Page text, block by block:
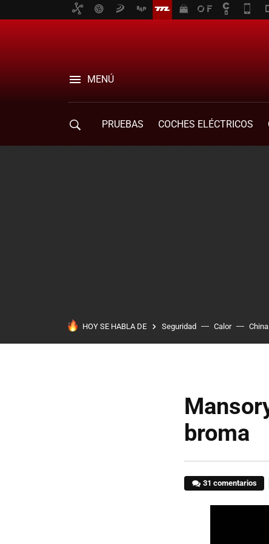
MENÚ
PRUEBAS COCHES ELÉCTRICOS
HOY SE HABLA DE Seguridad Calor China
broma
31 comentarios